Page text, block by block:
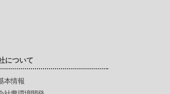
について
本情報